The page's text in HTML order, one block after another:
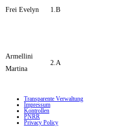
Frei Evelyn 1.B
Armellini
Martina
2.A
Transparente Verwaltung
Impressum
Kontrollen
PNRR
Privacy Policy